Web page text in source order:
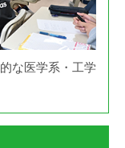
な医学系・工学